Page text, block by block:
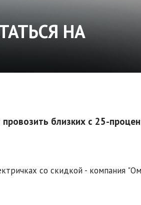
НА
близких с 25-
со скидкой - компания